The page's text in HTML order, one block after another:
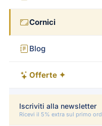
Cornici
Blog
Offerte ✦
Iscriviti alla newsletter
Ricevi il 5% extra sul primo